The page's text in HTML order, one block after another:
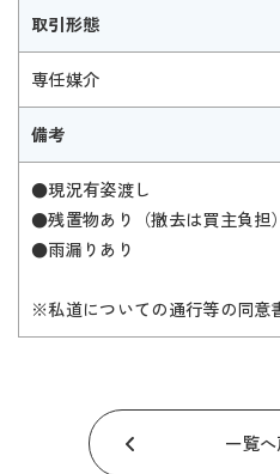
取引形態
専任媒介
備考
●現況有姿渡し
●残置物あり（撤去は買主負担）
●雨漏りあり
※私道についての通行等の同意
一覧へ